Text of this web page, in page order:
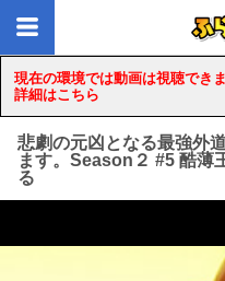
現在の環境では動画は視聴できま
詳細はこちら
悲劇の元凶となる最強外
ます。Season２ #5 酷薄
る